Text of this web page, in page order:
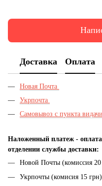
Доставка Оплата
Новая Почта
Укрпочта
Самовывоз с пункта видачи
Наложенный платеж -
отделении службы доставки:
Новой Почты (комиссия
Укрпочты (комисия 15 грн).